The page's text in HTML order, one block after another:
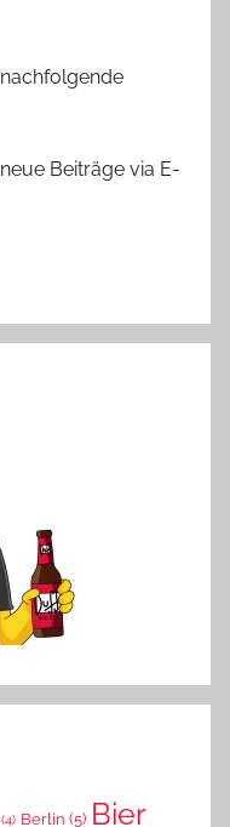
Beiträge via E-
(4) Berlin (5) Bier